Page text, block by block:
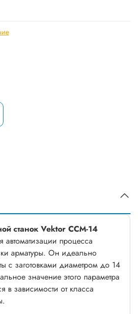
станок Vektor ССМ-14
автоматизации процесса
арматуры. Он идеально
с заготовками диаметром до 14
значение этого параметра
в зависимости от класса